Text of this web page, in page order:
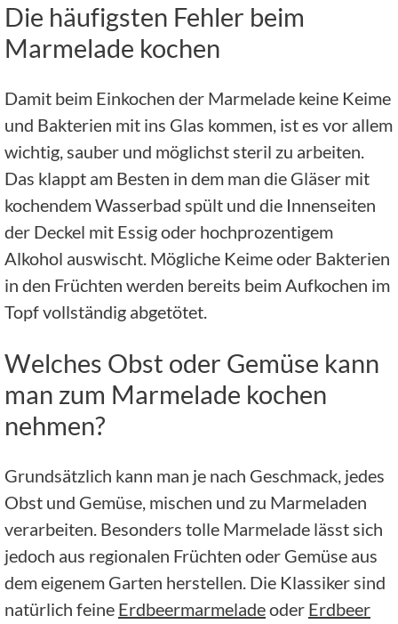
Die häufigsten Fehler beim
Marmelade kochen
Damit beim Einkochen der Marmelade keine Keime
und Bakterien mit ins Glas kommen, ist es vor allem
wichtig, sauber und möglichst steril zu arbeiten.
Das klappt am Besten in dem man die Gläser mit
kochendem Wasserbad spült und die Innenseiten
der Deckel mit Essig oder hochprozentigem
Alkohol auswischt. Mögliche Keime oder Bakterien
in den Früchten werden bereits beim Aufkochen im
Topf vollständig abgetötet.
Welches Obst oder Gemüse kann
man zum Marmelade kochen
nehmen?
Grundsätzlich kann man je nach Geschmack, jedes
Obst und Gemüse, mischen und zu Marmeladen
verarbeiten. Besonders tolle Marmelade lässt sich
jedoch aus regionalen Früchten oder Gemüse aus
dem eigenem Garten herstellen. Die Klassiker sind
natürlich feine Erdbeermarmeladeoder Erdbeer